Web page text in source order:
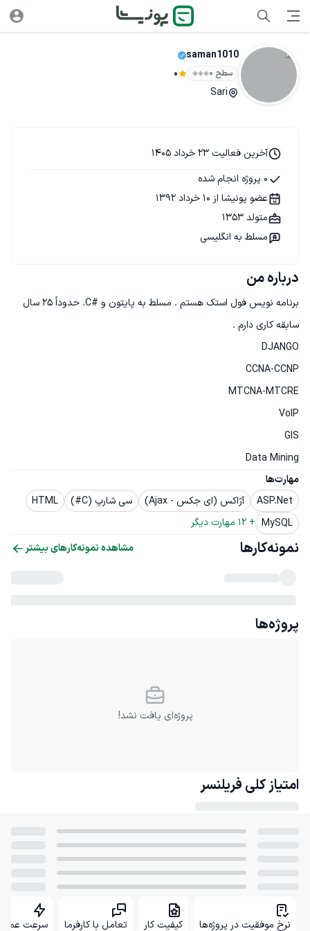
saman1010
سطح ۰ 0
Sari
درباره من
برنامه نویس فول استک هستم . مسلط به پایتون و #C. حدوداً 25 سال
Data Mining
مهارت‌ها
ASP.Net
آژاکس (ای جکس - Ajax) سی شارپ (C#)
HTML
MySQL
+
12 مهارت دیگر
آخرین فعالیت 23 خرداد 1405
0 پروژه انجام شده
عضو پونیشا از 10 خرداد 1392
متولد 1353
مسلط به انگلیسی
نمونه‌کارها مشاهده نمونه‌کارهای بیشتر
پروژه‌ها
پروژه‌ای یافت نشد!
امتیاز کلی فریلنسر
نرخ موفقیت در پروژه‌ها کیفیت کار تعامل با کارفرما سرعت عمل